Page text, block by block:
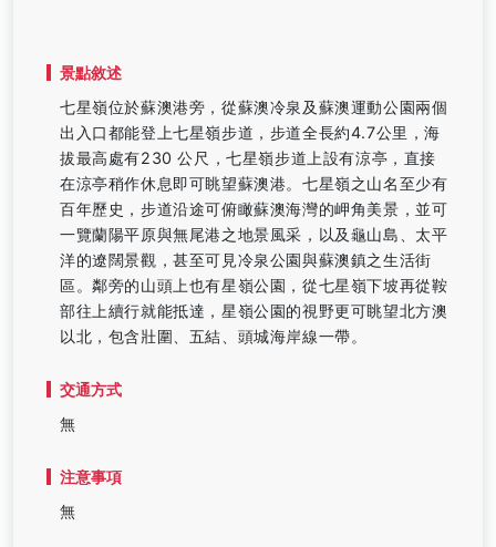
景點敘述
七星嶺位於蘇澳港旁，從蘇澳冷泉及蘇澳運動公園兩個
出入口都能登上七星嶺步道，步道全長約4.7公里，海
拔最高處有230 公尺，七星嶺步道上設有涼亭，直接
在涼亭稍作休息即可眺望蘇澳港。七星嶺之山名至少有
百年歷史，步道沿途可俯瞰蘇澳海灣的岬角美景，並可
一覽蘭陽平原與無尾港之地景風采，以及龜山島、太平
洋的遼闊景觀，甚至可見冷泉公園與蘇澳鎮之生活街
區。鄰旁的山頭上也有星嶺公園，從七星嶺下坡再從鞍
部往上續行就能抵達，星嶺公園的視野更可眺望北方澳
以北，包含壯圍、五結、頭城海岸線一帶。
交通方式
無
注意事項
無